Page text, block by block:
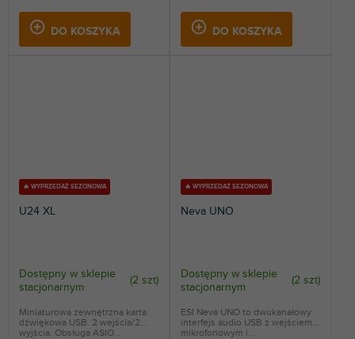
DO KOSZYKA DO KOSZYKA
🔥 WYPRZEDAŻ SEZONOWA
U24 XL
Dostępny w sklepie
stacjonarnym
(2 szt)
Miniaturowa zewnętrzna karta
dźwiękowa USB. 2 wejścia/2
wyjścia. Obsługa ASIO...
🔥 WYPRZEDAŻ SEZONOWA
Neva UNO
Dostępny w sklepie
stacjonarnym
(2 szt)
ESI Neva UNO to dwukanałowy
interfejs audio USB z wejściem
mikrofonowym i...